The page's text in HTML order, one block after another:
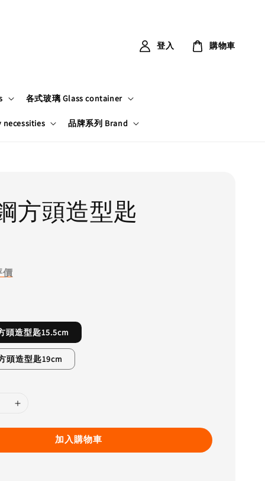
各式玻璃 Glass container
necessities 品牌系列 Brand
登入 購物車
方頭造型匙
頭造型匙15.5cm
頭造型匙19cm
加入購物車